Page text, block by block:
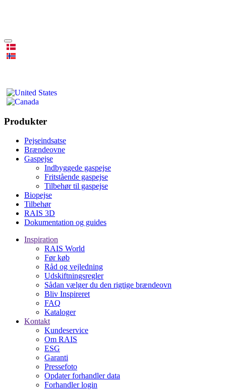
Produkter
Pejseindsatse
Brændeovne
Gaspejse
Indbyggede gaspejse
Fritstående gaspejse
Tilbehør til gaspejse
Biopejse
Tilbehør
RAIS 3D
Dokumentation og guides
Inspiration
RAIS World
Før køb
Råd og vejledning
Udskiftningsregler
Sådan vælger du den rigtige brændeovn
Bliv Inspireret
FAQ
Kataloger
Kontakt
Kundeservice
Om RAIS
ESG
Garanti
Pressefoto
Opdater forhandler data
Forhandler login